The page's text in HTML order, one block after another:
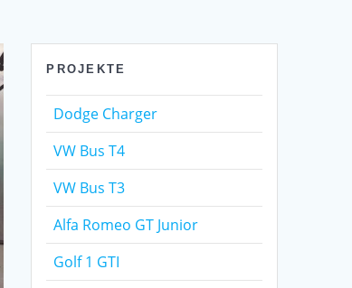
PROJEKTE
Dodge Charger
VW Bus T4
VW Bus T3
Alfa Romeo GT Junior
Golf 1 GTI